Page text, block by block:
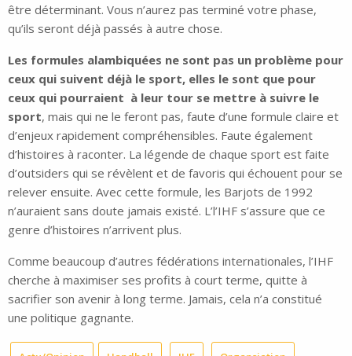
être déterminant. Vous n’aurez pas terminé votre phase,
qu’ils seront déjà passés à autre chose.
Les formules alambiquées ne sont pas un problème pour
ceux qui suivent déjà le sport, elles le sont que pour
ceux qui pourraient à leur tour se mettre à suivre le
sport, mais qui ne le feront pas, faute d’une formule claire et
d’enjeux rapidement compréhensibles. Faute également
d’histoires à raconter. La légende de chaque sport est faite
d’outsiders qui se révèlent et de favoris qui échouent pour se
relever ensuite. Avec cette formule, les Barjots de 1992
n’auraient sans doute jamais existé. L’l’IHF s’assure que ce
genre d’histoires n’arrivent plus.
Comme beaucoup d’autres fédérations internationales, l’IHF
cherche à maximiser ses profits à court terme, quitte à
sacrifier son avenir à long terme. Jamais, cela n’a constitué
une politique gagnante.